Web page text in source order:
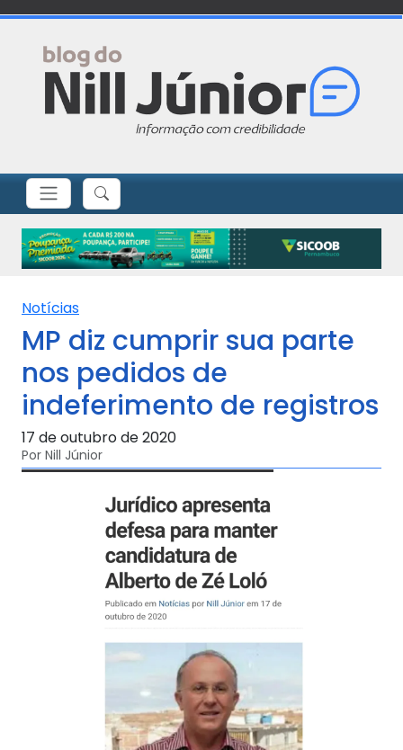
Notícias
MP diz cumprir sua parte
nos pedidos de
indeferimento de registros
17 de outubro de 2020
Por Nill Júnior